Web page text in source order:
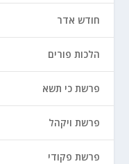
חודש אדר
הלכות פורים
פרשת כי תשא
פרשת ויקהל
פרשת פקודי